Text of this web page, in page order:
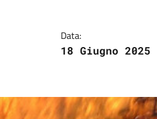
Data:
18 Giugno 2025